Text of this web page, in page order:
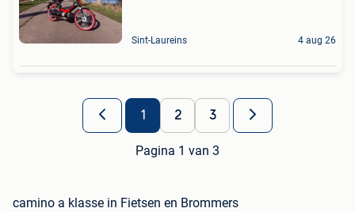
Sint-Laureins 4 aug 26
1 2 3
Pagina 1 van 3
camino a klasse in Fietsen en Brommers